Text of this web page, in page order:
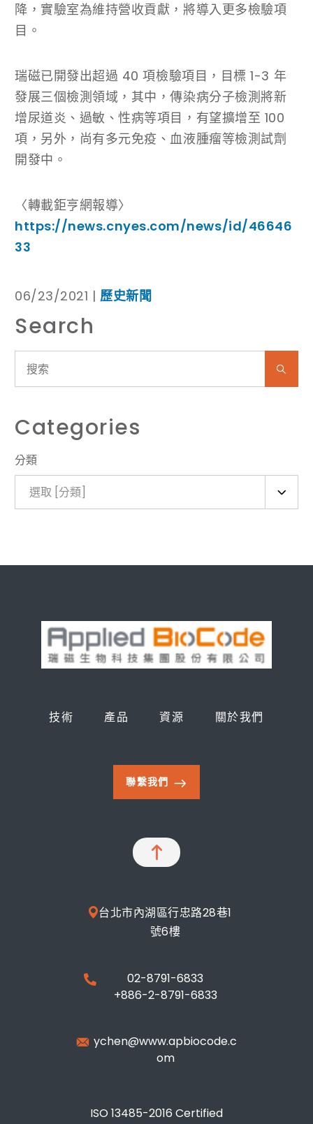
降，實驗室為維持營收貢獻，將導入更多檢驗項
目。
瑞磁已開發出超過 40 項檢驗項目，目標 1-3 年
發展三個檢測領域，其中，傳染病分子檢測將新
增尿道炎、過敏、性病等項目，有望擴增至 100
項，另外，尚有多元免疫、血液腫瘤等檢測試劑
開發中。
〈轉載鉅亨網報導〉
https://news.cnyes.com/news/id/46646
33
06/23/2021 |歷史新聞
Search
Categories
分類
選取 [分類]
技術 產品 資源 關於我們
聯繫我們
台北市內湖區行忠路28巷1
號6樓
02-8791-6833
+886-2-8791-6833
ychen@www.apbiocode.c
om
ISO 13485-2016 Certified